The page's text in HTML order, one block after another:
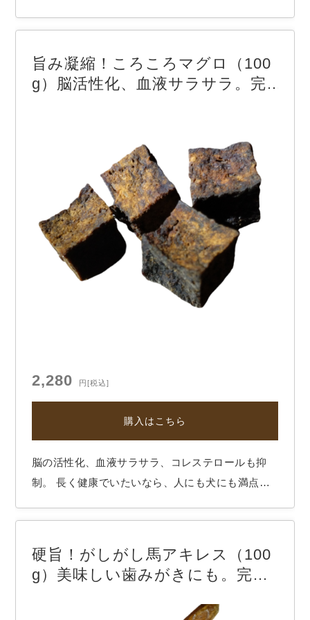
揚げも！家族も大好きな鶏肉を、愛犬には食べやす
美味しくて脂肪分が少なく低カロリーで、高タン…
旨み凝縮！ころころマグロ（100
g）脳活性化、血液サラサラ。完
2,280 円 [税込]
購入はこちら
脳の活性化、血液サラサラ、コレステロールも抑
制。 長く健康でいたいなら、人にも犬にも満点な
き、炙ってもグンと美味しくなる、マグロ丼もね！
すいサイコロ型をあげてください。美味しくて、血
液サ…
硬旨！がしがし馬アキレス（100
g）美味しい歯みがきにも。完全